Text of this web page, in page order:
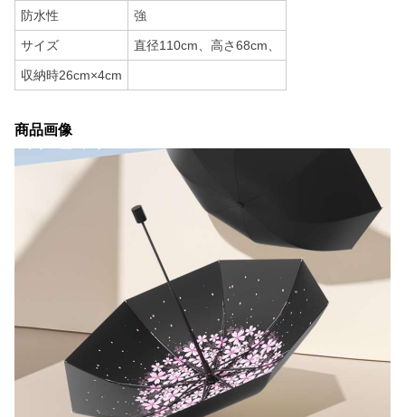
防水性 強
サイズ 直径110cm、高さ68cm、
収納時26cm×4cm
商品画像